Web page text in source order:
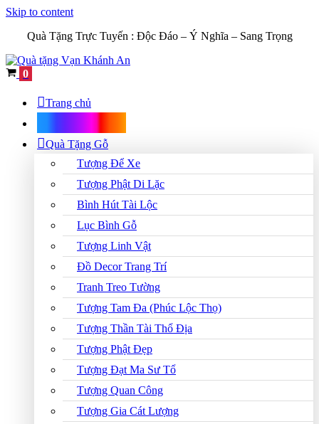
Skip to content
Quà Tặng Trực Tuyến : Độc Đáo – Ý Nghĩa – Sang Trọng
Cart
0
Trang chủ
Quà Tặng Gỗ
Tượng Để Xe
Tượng Phật Di Lặc
Bình Hút Tài Lộc
Lục Bình Gỗ
Tượng Linh Vật
Đồ Decor Trang Trí
Tranh Treo Tường
Tượng Tam Đa (Phúc Lộc Thọ)
Tượng Thần Tài Thổ Địa
Tượng Phật Đẹp
Tượng Đạt Ma Sư Tổ
Tượng Quan Công
Tượng Gia Cát Lượng